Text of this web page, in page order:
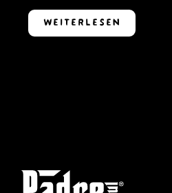
WEITERLESEN